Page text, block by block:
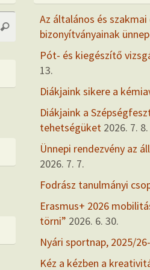
Search
Search
Az általános és
bizonyítványainak
Pót- és kiegészítő
13.
Diákjaink sikere a
Diákjaink a
tehetségüket 2026. 7. 8.
Ünnepi rendezvény az
2026. 7. 7.
Fodrász tanulmányi
Erasmus+ 2026
törni” 2026. 6. 30.
Nyári sportnap, 2025/
Kéz a kézben a